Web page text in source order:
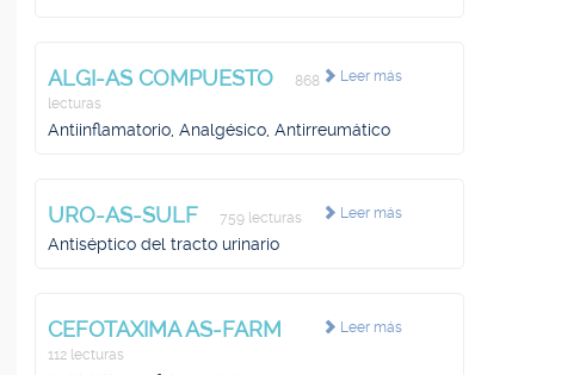
Leer más
ALGI-AS COMPUESTO
868
lecturas
Antiinflamatorio, Analgésico, Antirreumático
Leer más
URO-AS-SULF 759 lecturas
Antiséptico del tracto urinario
Leer más
CEFOTAXIMA AS-FARM
112 lecturas